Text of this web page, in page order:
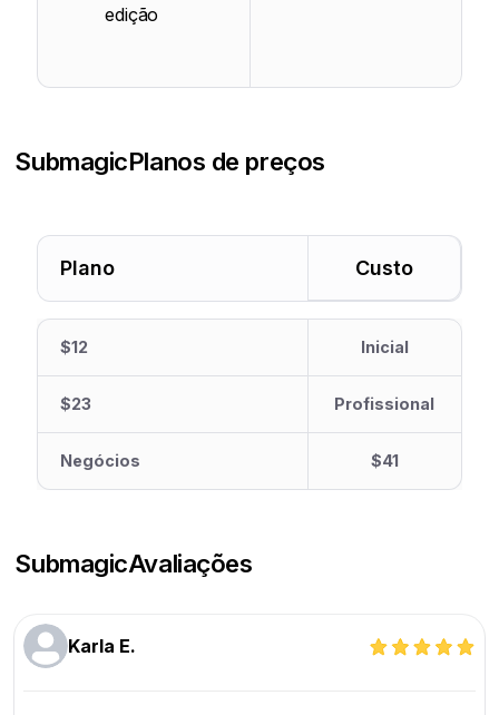
edição
SubmagicPlanos de preços
Plano Custo
$12 Inicial
$23 Profissional
Negócios $41
SubmagicAvaliações
Karla E.